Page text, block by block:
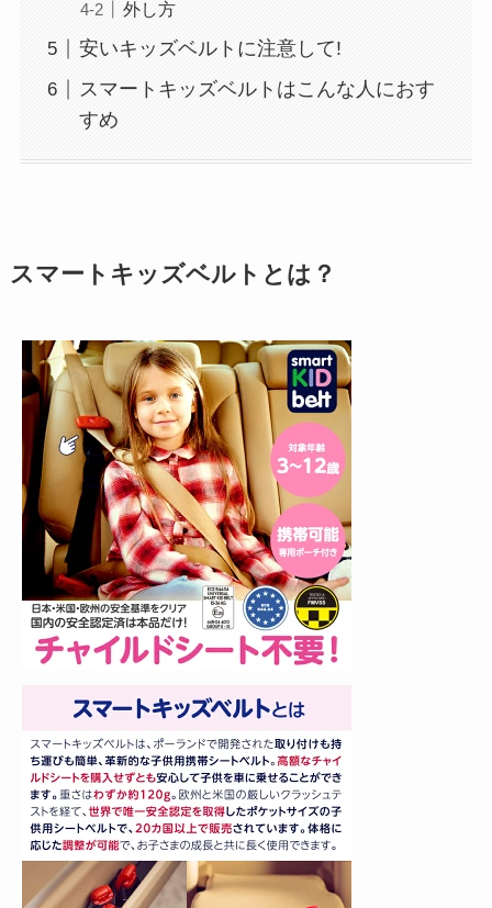
外し方
安いキッズベルトに注意して!
スマートキッズベルトはこんな人におす
すめ
スマートキッズベルトとは？